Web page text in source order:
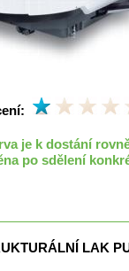
je k dostání
po sdělení
LAK